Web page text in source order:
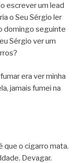
escrever um lead
o Seu Sérgio ler
domingo seguinte
Sérgio ver um
era ver minha
jamais fumei na
que o cigarro mata.
Devagar.